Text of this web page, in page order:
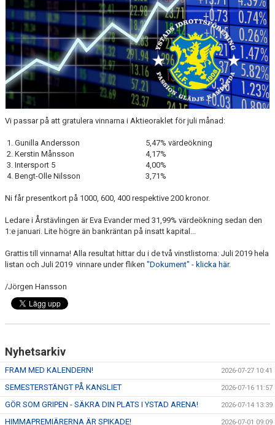
YIF:S NOSTALGOTEK
MEDLEMSKAP
Vi passar på att gratulera vinnarna i Aktieoraklet för juli månad:
1. Gunilla Andersson
5,47% värdeökning
2. Kerstin Månsson
4,17%
3. Intersport 5
4,00%
4. Bengt-Olle Nilsson
3,71%
Ni får presentkort på 1000, 600, 400 respektive 200 kronor.
Ledare i Årstävlingen är Eva Evander med 31,99% värdeökning sedan den
1:e januari. Lite högre än bankräntan på insatt kapital...
Grattis till vinnarna! Alla resultat hittar du i de två vinstlistorna: Juli 2019 hela
listan och Juli 2019 vinnare under fliken "Dokument" - klicka här.
/Jörgen Hansson
Nyhetsarkiv
FRAM MED KALENDERN! 2026-07-27 10:41
SEMESTERSTÄNGT PÅ KANSLIET 2026-07-16 11:57
GÖR SOM GRIPEN - SÄKRA DIN PLATS I YSTAD ARENA! 2026-07-14 13:39
HIMMAPREMIÄRERNA ÄR SPIKADE! 2026-07-01 09:09